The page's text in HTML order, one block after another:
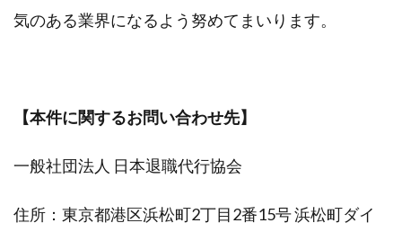
気のある業界になるよう努めてまいります。
【本件に関するお問い合わせ先】
一般社団法人 日本退職代行協会
住所：東京都港区浜松町2丁目2番15号 浜松町ダイ